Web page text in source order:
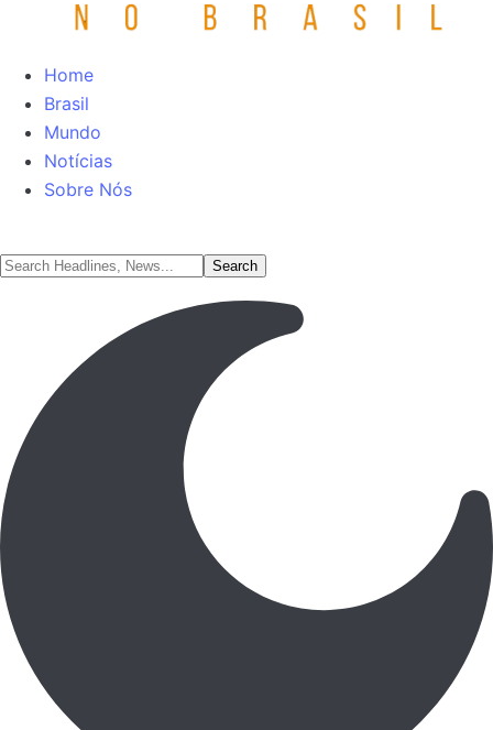
Home
Brasil
Mundo
Notícias
Sobre Nós